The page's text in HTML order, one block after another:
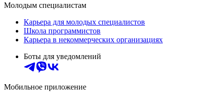
Молодым специалистам
Карьера для молодых специалистов
Школа программистов
Карьера в некоммерческих организациях
Боты для уведомлений
Мобильное приложение